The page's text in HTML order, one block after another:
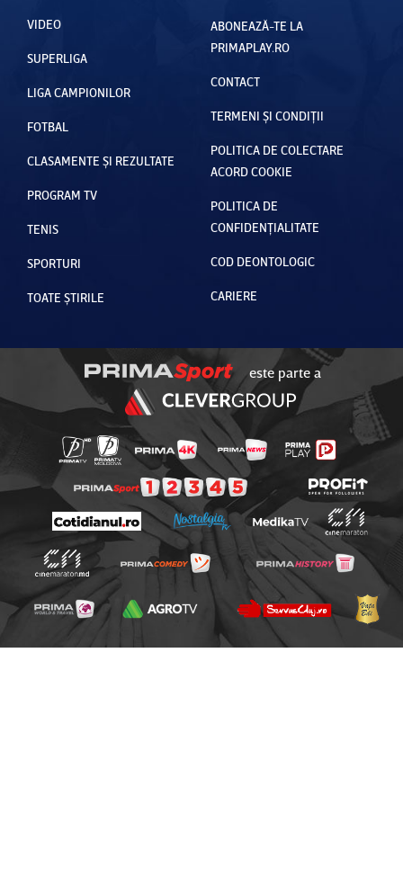
VIDEO
SUPERLIGA
LIGA CAMPIONILOR
FOTBAL
CLASAMENTE ȘI REZULTATE
PROGRAM TV
TENIS
SPORTURI
TOATE ȘTIRILE
ABONEAZĂ-TE LA
PRIMAPLAY.RO
CONTACT
TERMENI ȘI CONDIȚII
POLITICA DE COLECTARE
ACORD COOKIE
POLITICA DE
CONFIDENȚIALITATE
COD DEONTOLOGIC
CARIERE
este parte a